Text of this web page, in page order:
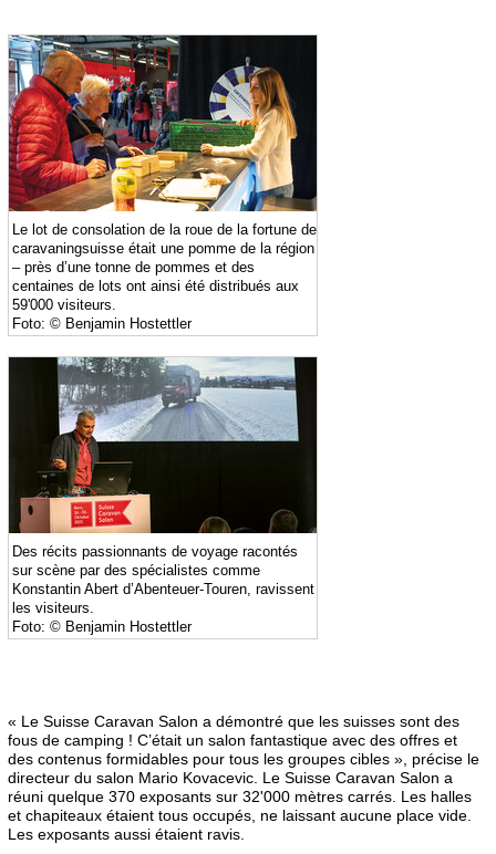
Le lot de consolation de la roue de la fortune de
caravaningsuisse était une pomme de la région
– près d’une tonne de pommes et des
centaines de lots ont ainsi été distribués aux
59'000 visiteurs.
Foto: © Benjamin Hostettler
Des récits passionnants de voyage racontés
sur scène par des spécialistes comme
Konstantin Abert d’Abenteuer-Touren, ravissent
les visiteurs.
Foto: © Benjamin Hostettler
« Le Suisse Caravan Salon a démontré que les suisses sont des
fous de camping ! C’était un salon fantastique avec des offres et
des contenus formidables pour tous les groupes cibles », précise le
directeur du salon Mario Kovacevic. Le Suisse Caravan Salon a
réuni quelque 370 exposants sur 32'000 mètres carrés. Les halles
et chapiteaux étaient tous occupés, ne laissant aucune place vide.
Les exposants aussi étaient ravis.